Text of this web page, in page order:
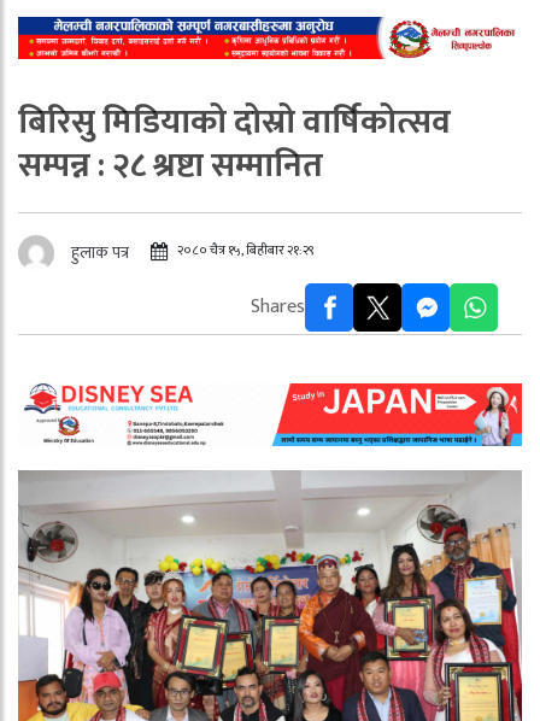
बिरिसु मिडियाको दोस्रो वार्षिकोत्सव
सम्पन्न : २८ श्रष्टा सम्मानित
हुलाक पत्र २०८० चैत्र १५, बिहीबार २१:२९
Shares